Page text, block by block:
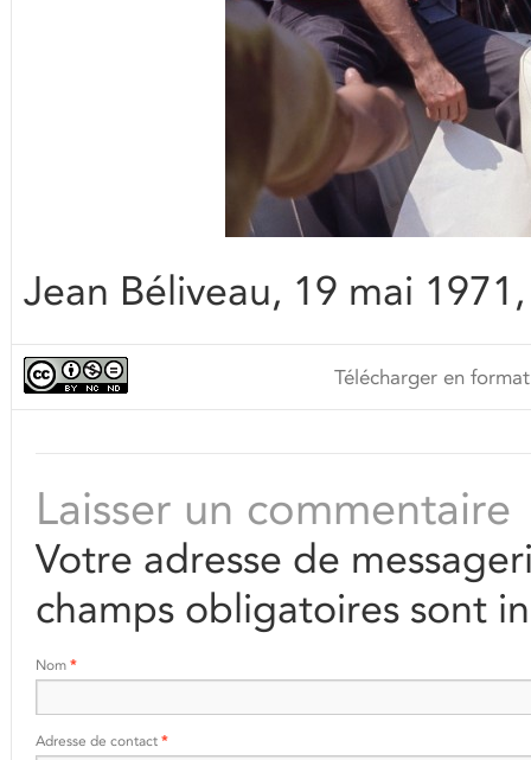
Jean Béliveau, 19 mai
Télécharger en
Laisser un commentaire
Votre adresse de
champs obligatoires sont
Nom *
Adresse de contact *